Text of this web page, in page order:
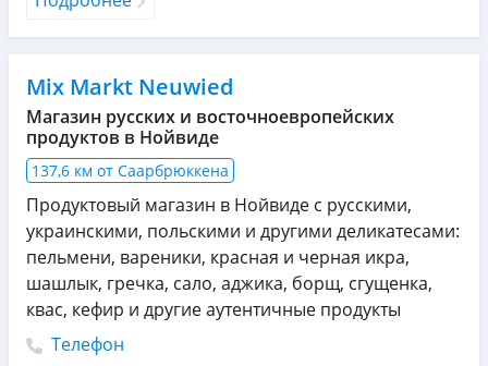
Mix Markt Neuwied
Магазин русских и восточноевропейских
продуктов в Нойвиде
137,6 км от Саарбрюккена
Продуктовый магазин в Нойвиде с русскими,
украинскими, польскими и другими деликатесами:
пельмени, вареники, красная и черная икра,
шашлык, гречка, сало, аджика, борщ, сгущенка,
квас, кефир и другие аутентичные продукты
Телефон